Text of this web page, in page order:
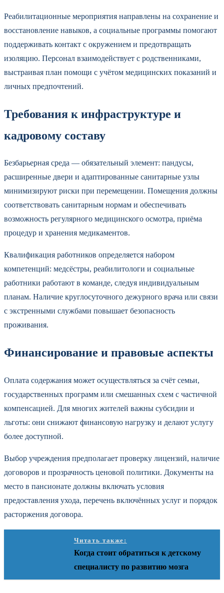
Реабилитационные мероприятия направлены на сохранение и
восстановление навыков, а социальные программы помогают
поддерживать контакт с окружением и предотвращать
изоляцию. Персонал взаимодействует с родственниками,
выстраивая план помощи с учётом медицинских показаний и
личных предпочтений.
Требования к инфраструктуре и
кадровому составу
Безбарьерная среда — обязательный элемент: пандусы,
расширенные двери и адаптированные санитарные узлы
минимизируют риски при перемещении. Помещения должны
соответствовать санитарным нормам и обеспечивать
возможность регулярного медицинского осмотра, приёма
процедур и хранения медикаментов.
Квалификация работников определяется набором
компетенций: медсёстры, реабилитологи и социальные
работники работают в команде, следуя индивидуальным
планам. Наличие круглосуточного дежурного врача или связи
с экстренными службами повышает безопасность
проживания.
Финансирование и правовые аспекты
Оплата содержания может осуществляться за счёт семьи,
государственных программ или смешанных схем с частичной
компенсацией. Для многих жителей важны субсидии и
льготы: они снижают финансовую нагрузку и делают услугу
более доступной.
Выбор учреждения предполагает проверку лицензий, наличие
договоров и прозрачность ценовой политики. Документы на
место в пансионате должны включать условия
предоставления ухода, перечень включённых услуг и порядок
расторжения договора.
Читать также:
Когда стоит обратиться к детскому
специалисту по развитию мозга